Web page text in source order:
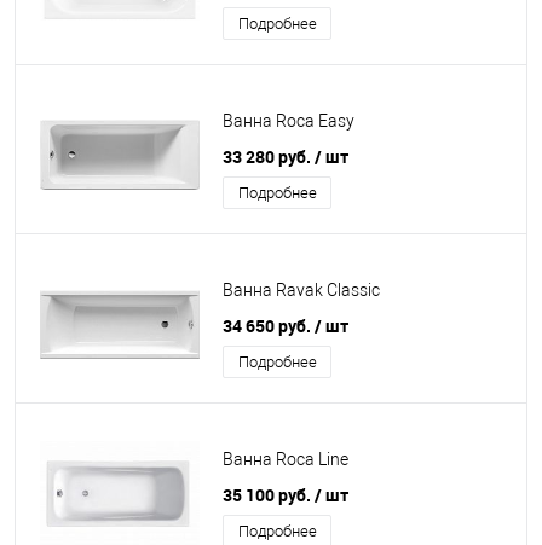
Подробнее
Ванна Roca Easy
33 280 руб. / шт
Подробнее
Ванна Ravak Classic
34 650 руб. / шт
Подробнее
Ванна Roca Line
35 100 руб. / шт
Подробнее